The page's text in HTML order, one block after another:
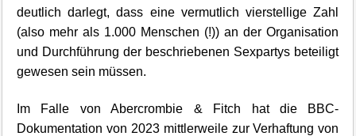
deutlich darlegt, dass eine vermutlich vierstellige Zahl
(also mehr als 1.000 Menschen (!)) an der Organisation
und Durchführung der beschriebenen Sexpartys beteiligt
gewesen sein müssen.
Im Falle von Abercrombie & Fitch hat die BBC-
Dokumentation von 2023 mittlerweile zur Verhaftung von